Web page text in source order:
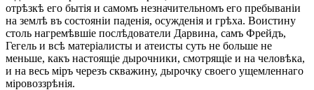
отрѣзкѣ его бытія и самомъ незначительномъ его пребываніи
на землѣ въ состояніи паденія, осужденія и грѣха. Воистину
столь нагремѣвшіе послѣдователи Дарвина, самъ Фрейдъ,
Гегель и всѣ матеріалисты и атеисты суть не больше не
меньше, какъ настоящіе дырочники, смотрящіе и на человѣка,
и на весь міръ черезъ скважину, дырочку своего ущемленнаго
міровоззрѣнія.